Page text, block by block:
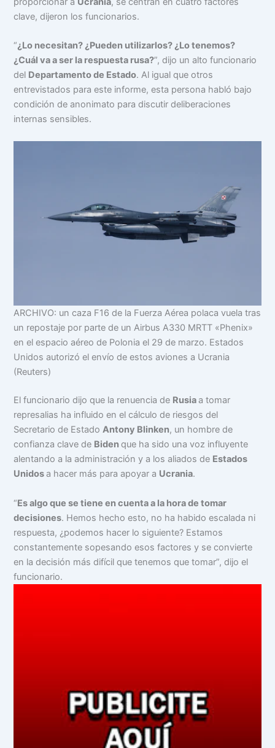
clave, dijeron los funcionarios.
“¿Lo necesitan? ¿Pueden utilizarlos? ¿Lo tenemos?
¿Cuál va a ser la respuesta rusa?”, dijo un alto funcionario
del Departamento de Estado. Al igual que otros
entrevistados para este informe, esta persona habló bajo
condición de anonimato para discutir deliberaciones
internas sensibles.
ARCHIVO: un caza F16 de la Fuerza Aérea polaca vuela tras
un repostaje por parte de un Airbus A330 MRTT «Phenix»
en el espacio aéreo de Polonia el 29 de marzo. Estados
Unidos autorizó el envío de estos aviones a Ucrania
(Reuters)
El funcionario dijo que la renuencia de Rusia a tomar
represalias ha influido en el cálculo de riesgos del
Secretario de EstadoAntony Blinken, un hombre de
confianza clave de Biden que ha sido una voz influyente
alentando a la administración y a los aliados de Estados
Unidos a hacer más para apoyar a Ucrania.
“Es algo que se tiene en cuenta a la hora de tomar
decisiones. Hemos hecho esto, no ha habido escalada ni
respuesta, ¿podemos hacer lo siguiente? Estamos
constantemente sopesando esos factores y se convierte
en la decisión más difícil que tenemos que tomar”, dijo el
funcionario.